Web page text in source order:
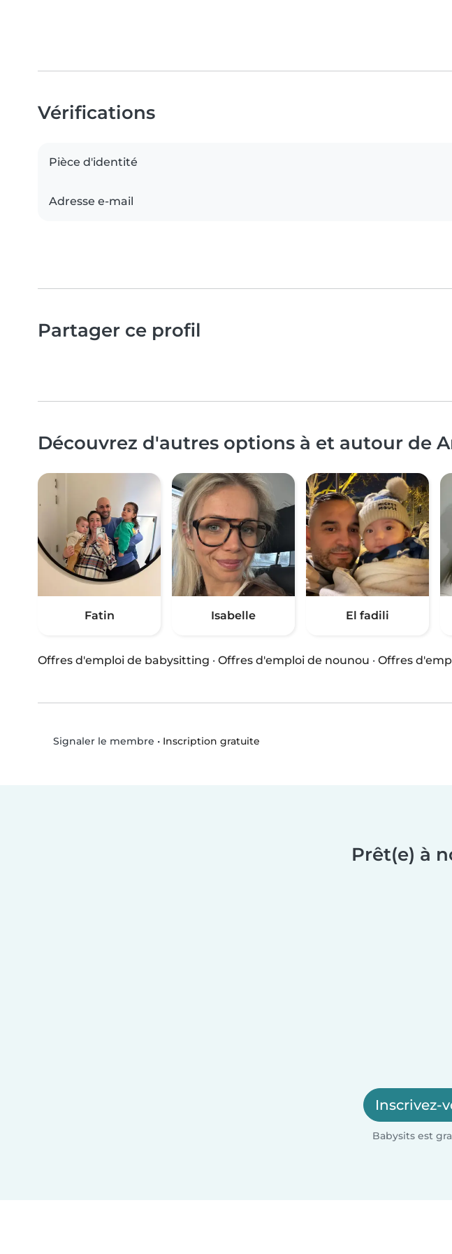
Vérifications
Pièce d'identité
Adresse e-mail
Partager ce profil
Découvrez d'autres options à et autour de
Fatin Isabelle El fadili
Offres d'emploi de babysitting · Offres d'emploi de nounou · Offres
Signaler le membre • Inscription gratuite
Prêt(e) à
Inscrivez-
Babysits est